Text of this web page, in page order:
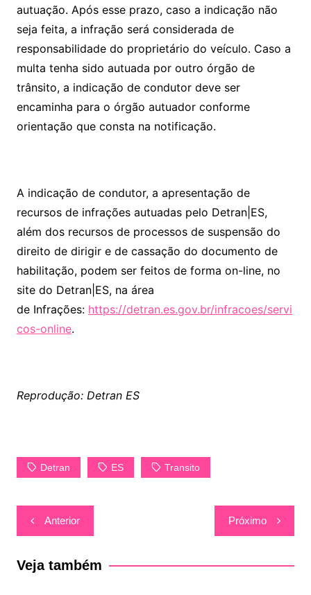
autuação. Após esse prazo, caso a indicação não
seja feita, a infração será considerada de
responsabilidade do proprietário do veículo. Caso a
multa tenha sido autuada por outro órgão de
trânsito, a indicação de condutor deve ser
encaminha para o órgão autuador conforme
orientação que consta na notificação.
A indicação de condutor, a apresentação de
recursos de infrações autuadas pelo Detran|ES,
além dos recursos de processos de suspensão do
direito de dirigir e de cassação do documento de
habilitação, podem ser feitos de forma on-line, no
site do Detran|ES, na área
de Infrações: https://detran.es.gov.br/infracoes/servi
cos-online.
Reprodução: Detran ES
Detran ES Transito
Navegação
de
Post
Anterior Próximo
Veja também